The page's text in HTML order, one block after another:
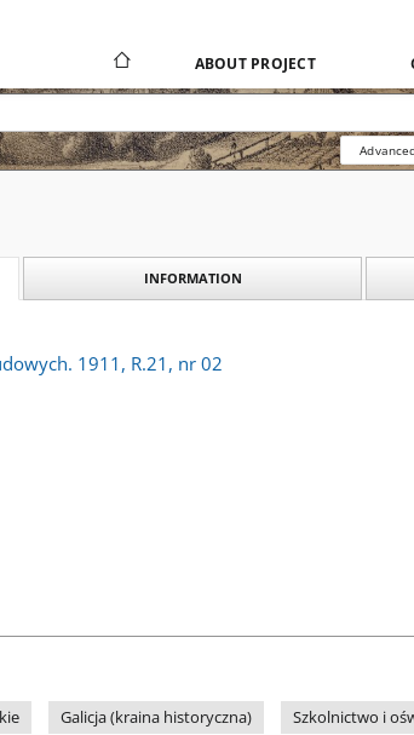
ABOUT PROJECT
INFORMATION
1911, R.21, nr 02
Galicja (kraina historyczna) Szkolnictwo i